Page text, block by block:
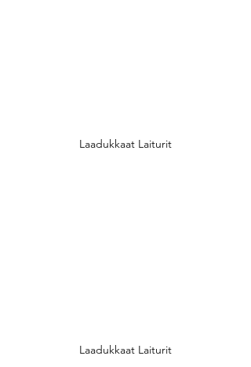
Laadukkaat Laiturit
Laadukkaat Laiturit